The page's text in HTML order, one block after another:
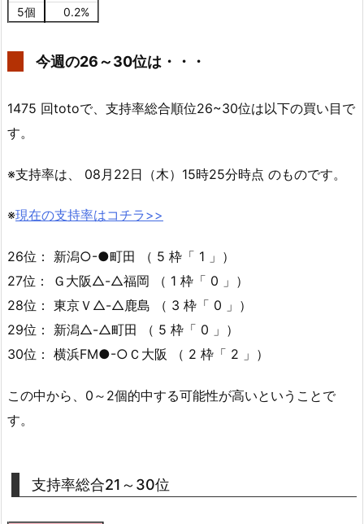
5個
0.2%
今週の26～30位は・・・
1475 回totoで、支持率総合順位26~30位は以下の買い目で
す。
※支持率は、 08月22日（木）15時25分時点 のものです。
※現在の支持率はコチラ>>
26位： 新潟○-●町田 （ 5 枠「 1 」）
27位： Ｇ大阪△-△福岡 （ 1 枠「 0 」）
28位： 東京Ｖ△-△鹿島 （ 3 枠「 0 」）
29位： 新潟△-△町田 （ 5 枠「 0 」）
30位： 横浜FM●-○Ｃ大阪 （ 2 枠「 2 」）
この中から、0～2個的中する可能性が高いということで
す。
支持率総合21～30位